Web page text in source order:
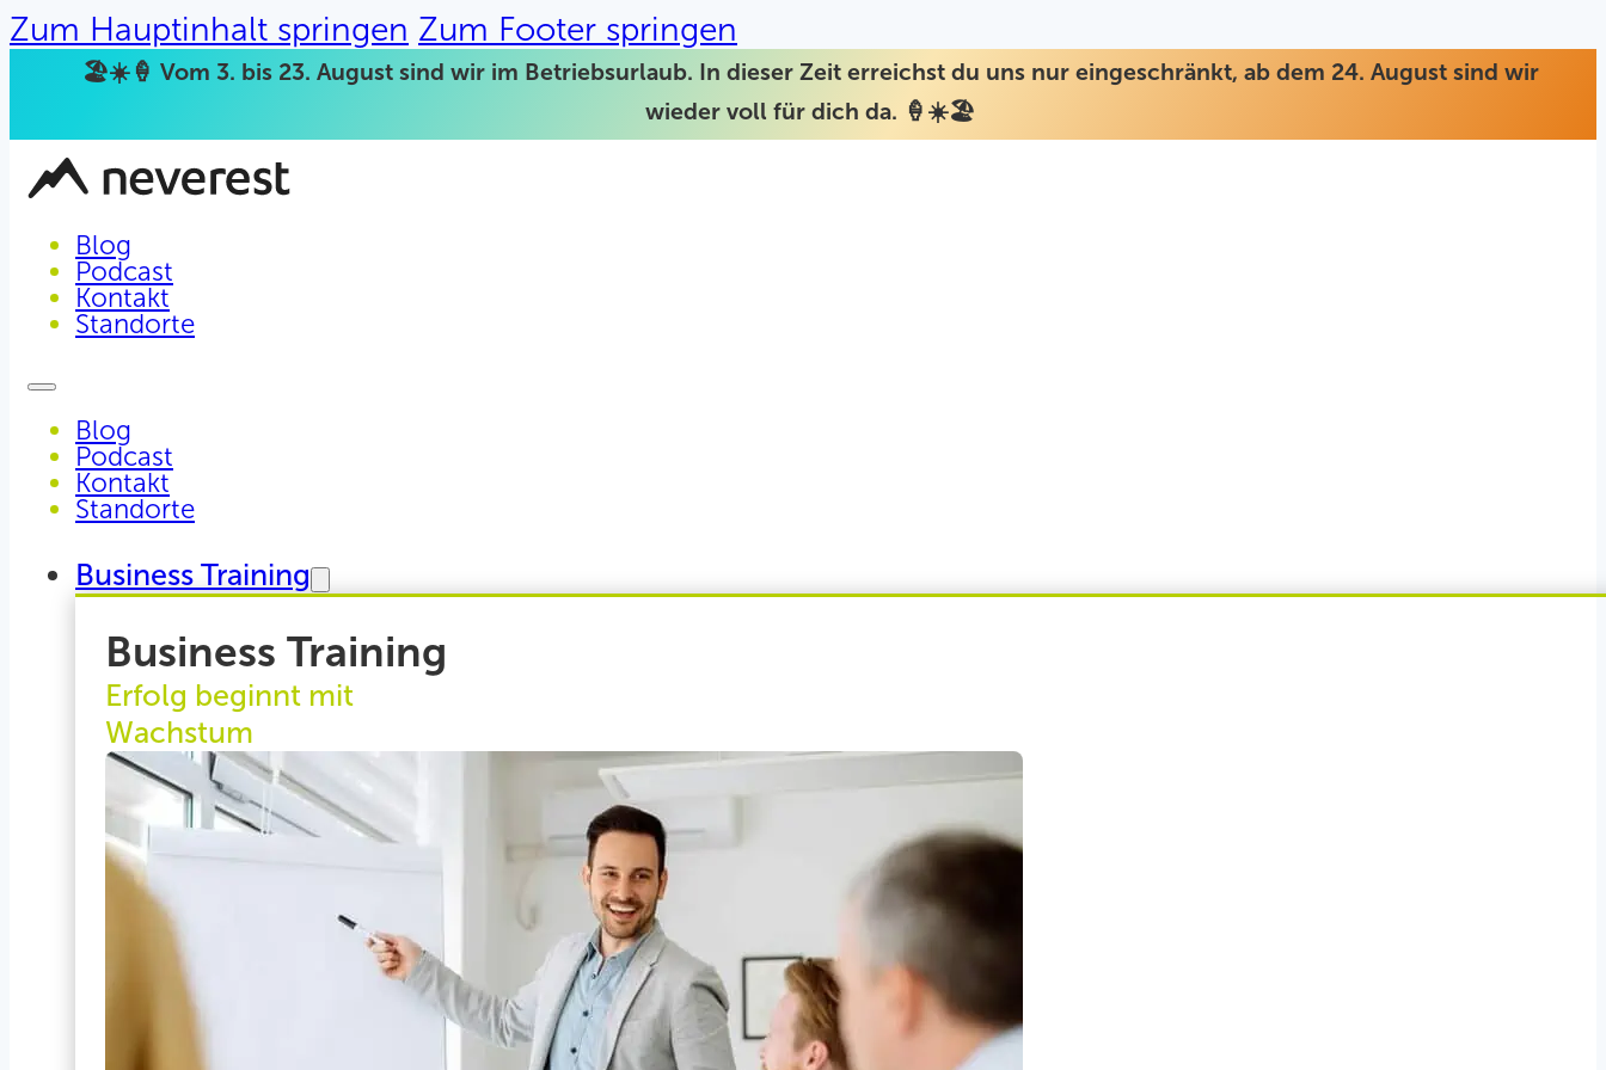
Zum Hauptinhalt springen Zum Footer springen
🏖️☀️🍦 Vom 3. bis 23. August sind wir im Betriebsurlaub. In dieser Zeit erreichst du uns nur eingeschränkt, ab dem 24. August sind wir
wieder voll für dich da. 🍦☀️🏖️
Blog
Podcast
Kontakt
Standorte
Blog
Podcast
Kontakt
Standorte
Business Training
Business Training
Erfolg beginnt mit
Wachstum